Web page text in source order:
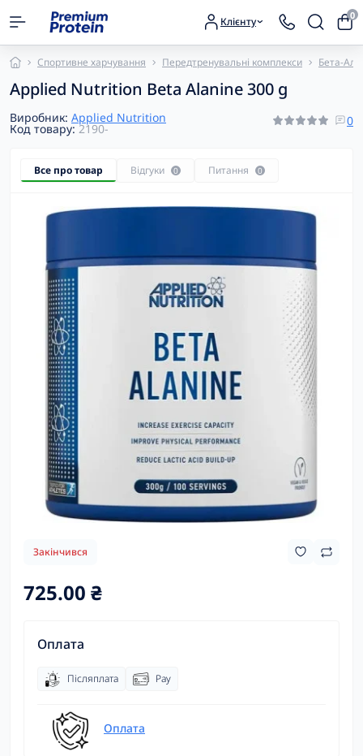
Клієнту 0
Спортивне харчування Передтренувальні комплекси Бета-
Applied Nutrition Beta Alanine 300 g
Виробник: Applied Nutrition
Код товару:2190-
0
Все про товар Відгуки 0 Питання 0
Закінчився
725.00 ₴
Оплата
Післяплата Pay
Оплата